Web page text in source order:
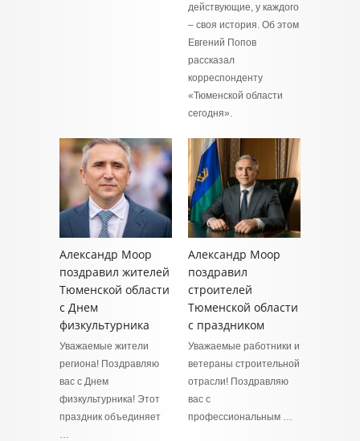
действующие, у каждого
– своя история. Об этом
Евгений Попов
рассказал
корреспонденту
«Тюменской области
сегодня».
Александр Моор
поздравил жителей
Тюменской области
с Днем
физкультурника
Уважаемые жители
региона! Поздравляю
вас с Днем
физкультурника! Этот
праздник объединяет
…
Александр Моор
поздравил
строителей
Тюменской области
с праздником
Уважаемые работники и
ветераны строительной
отрасли! Поздравляю
вас с
профессиональным …